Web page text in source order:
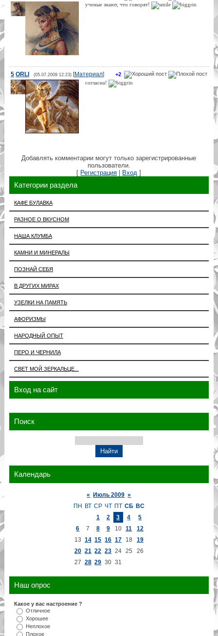
ученые знают, что говорят!
+2
5 ORLI (05.07.2009 12:23)[Материал]
согласна!
Добавлять комментарии могут только зарегистрированные
пользователи.
[ Регистрация | Вход ]
Категории раздела
КАФЕ БУЛАВКА
РАЗНОЕ О ВКУСНОМ
НАША КЛУМБА
КАМНИ И МИНЕРАЛЫ
ПОЗНАЙ СЕБЯ
В ДРУГИХ МИРАХ
УЗЕЛКИ НА ПАМЯТЬ
АФОРИЗМЫ
НАРОДНЫЙ ОПЫТ
ПЕРО И ЧЕРНИЛА
СВЕТ МОЙ ЗЕРКАЛЬЦЕ...
Вход на сайт
Поиск
Календарь
« Июль 2009 »
ПН ВТ СР ЧТ ПТ СБ ВС
1
2 3 4
5
6
7 8 9 10 11
12
13 14 15 16 17 18
19
20 21 22 23 24 25
26
27 28 29 30 31
Наш опрос
Какое у вас настроение ?
Отличное
Хорошее
Неплохое
Плохое